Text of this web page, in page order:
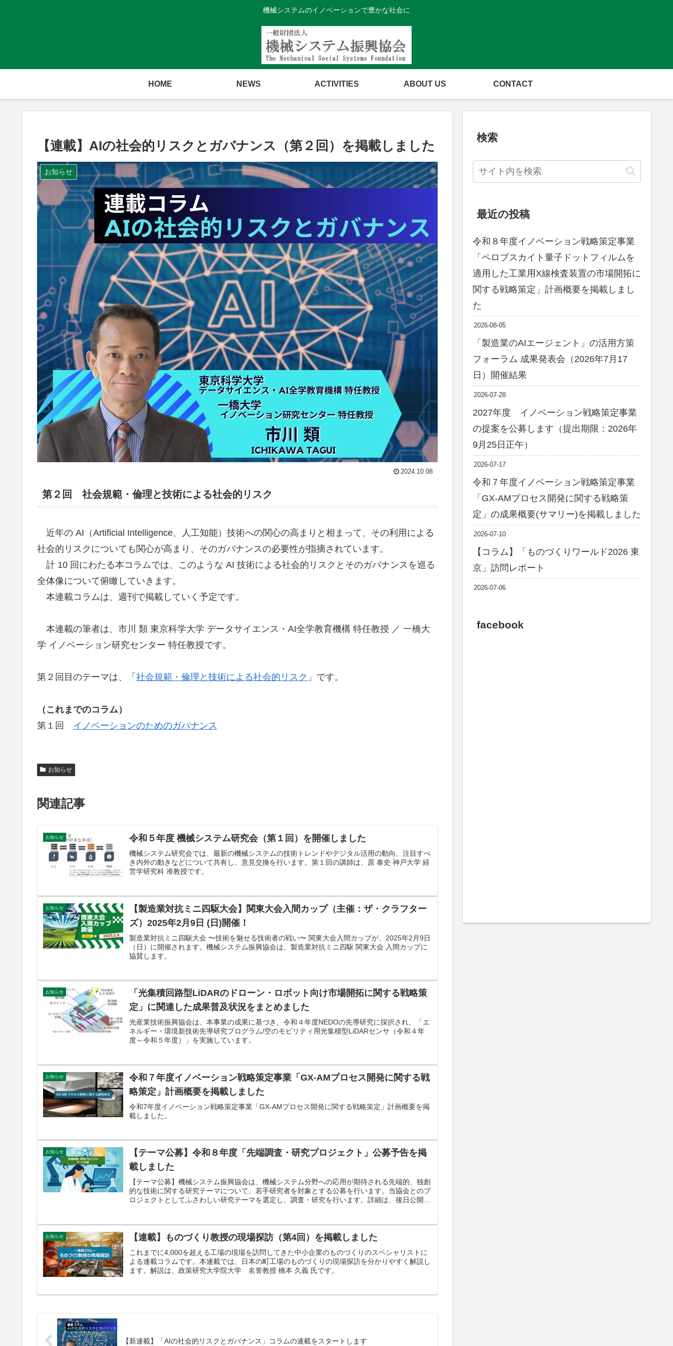
機械システムのイノベーションで豊かな社会に
HOME NEWS ACTIVITIES ABOUT US CONTACT
【連載】AIの社会的リスクとガバナンス（第２回）を掲載しました
お知らせ
2024.10.08
第２回 社会規範・倫理と技術による社会的リスク
近年の AI（Artificial Intelligence、人工知能）技術への関心の高まりと相まって、その利用による
社会的リスクについても関心が高まり、そのガバナンスの必要性が指摘されています。
計 10 回にわたる本コラムでは、このような AI 技術による社会的リスクとそのガバナンスを巡る
全体像について俯瞰していきます。
本連載コラムは、週刊で掲載していく予定です。
本連載の筆者は、市川 類 東京科学大学 データサイエンス・AI全学教育機構 特任教授 ／ 一橋大
学 イノベーション研究センター 特任教授です。
第２回目のテーマは、「 社会規範・倫理と技術による社会的リスク 」です。
（これまでのコラム）
第１回 イノベーションのためのガバナンス
お知らせ
関連記事
お知らせ 令和５年度 機械システム研究会（第１回）を開催しました
機械システム研究会では、最新の機械システムの技術トレンドやデジタル活用の動向、注目すべ
き内外の動きなどについて共有し、意見交換を行います。第１回の講師は、原 泰史 神戸大学 経
営学研究科 准教授です。
お知らせ
【製造業対抗ミニ四駆大会】関東大会入間カップ（主催：ザ・クラフター
ズ）2025年2月9日 (日)開催！
製造業対抗ミニ四駆大会 〜技術を魅せる技術者の戦い〜 関東大会入間カップが、2025年2月9日
（日）に開催されます。機械システム振興協会は、製造業対抗ミニ四駆 関東大会 入間カップに
協賛します。
お知らせ
「光集積回路型LiDARのドローン・ロボット向け市場開拓に関する戦略策
定」に関連した成果普及状況をまとめました
光産業技術振興協会は、本事業の成果に基づき、令和４年度NEDOの先導研究に採択され、「エ
ネルギー・環境新技術先導研究プログラム/空のモビリティ用光集積型LiDARセンサ（令和４年
度～令和５年度）」を実施しています。
お知らせ
令和７年度イノベーション戦略策定事業「GX-AMプロセス開発に関する戦
略策定」計画概要を掲載しました
令和7年度イノベーション戦略策定事業「GX-AMプロセス開発に関する戦略策定」計画概要を掲
載しました。
お知らせ
【テーマ公募】令和８年度「先端調査・研究プロジェクト」公募予告を掲
載しました
【テーマ公募】機械システム振興協会は、機械システム分野への応用が期待される先端的、独創
的な技術に関する研究テーマについて、若手研究者を対象とする公募を行います。当協会とのプ
ロジェクトとしてふさわしい研究テーマを選定し、調査・研究を行います。詳細は、後日公開予
お知らせ 【連載】ものづくり教授の現場探訪（第4回）を掲載しました
これまでに4,000を超える工場の現場を訪問してきた中小企業のものづくりのスペシャリストに
よる連載コラムです。本連載では、日本の町工場のものづくりの現場探訪を分かりやすく解説し
ます。解説は、政策研究大学院大学 名誉教授 橋本 久義 氏です。
【新連載】「AIの社会的リスクとガバナンス」コラムの連載をスタートします
検索
最近の投稿
令和８年度イノベーション戦略策定事業
「ペロブスカイト量子ドットフィルムを
適用した工業用X線検査装置の市場開拓に
関する戦略策定」計画概要を掲載しまし
た
2026-08-05
「製造業のAIエージェント」の活用方策
フォーラム 成果発表会（2026年7月17
日）開催結果
2026-07-28
2027年度 イノベーション戦略策定事業
の提案を公募します（提出期限：2026年
9月25日正午）
2026-07-17
令和７年度イノベーション戦略策定事業
「GX-AMプロセス開発に関する戦略策
定」の成果概要(サマリー)を掲載しました
2026-07-10
【コラム】「ものづくりワールド2026 東
京」訪問レポート
2026-07-06
facebook